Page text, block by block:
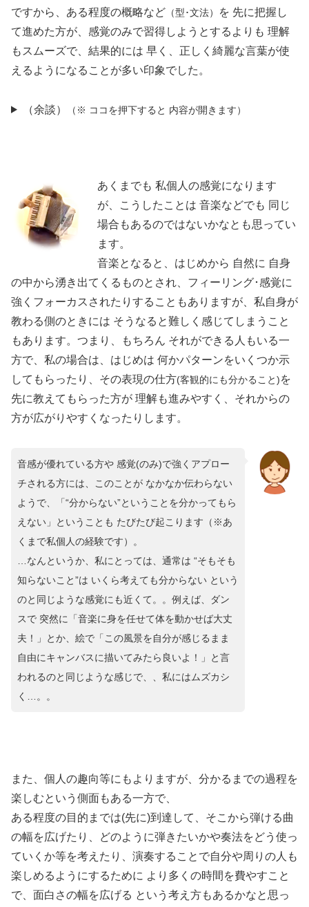
ですから、ある程度の概略など （型･文法）
を 先に把握し
て進めた方が、感覚のみで習得しようとするよりも 理解
もスムーズで、結果的には 早く、正しく綺麗な言葉が使
えるようになることが多い印象でした。
（余談） （※ ココを押下すると 内容が開きます）
あくまでも 私個人の感覚になります
が、こうしたことは 音楽などでも 同じ
場合もあるのではないかなとも思ってい
ます。
音楽となると、はじめから 自然に 自身
の中から湧き出てくるものとされ、フィーリング･感覚に
強くフォーカスされたりすることもありますが、私自身が
教わる側のときには そうなると難しく感じてしまうこと
もあります。つまり、もちろん それができる人もいる一
方で、私の場合は、はじめは 何かパターンをいくつか示
してもらったり、その表現の仕方(客観的にも分かること)を
先に教えてもらった方が 理解も進みやすく、それからの
方が広がりやすくなったりします。
音感が優れている方や 感覚(のみ)で強くアプロー
チされる方には、このことが なかなか伝わらない
ようで、「“分からない”ということを分かってもら
えない」という ことも たびたび起こります（※あ
くまで私個人の経験です）。
…なんというか、私にとっては、通常は “そもそも
知らないこと”は いくら考えても分からない という
のと同じような感覚にも近くて。。例えば、ダン
スで 突然に「音楽に身を任せて体を動かせば大丈
夫！」とか、絵で「この風景を自分が感じるまま
自由にキャンバスに描いてみたら良いよ！」と言
われるのと同じような感じで、、私にはムズカシ
く…。。
また、個人の趣向等にもよりますが、分かるまでの過程を
楽しむという側面もある一方で、
ある程度の目的までは(先に)到達して、そこから弾ける曲
の幅を広げたり、どのように弾きたいかや奏法をどう使っ
ていくか等を考えたり、演奏することで自分や周りの人も
楽しめるようにするために より多くの時間を費やすこと
で、面白さの幅を広げる という考え方もあるかなと思っ